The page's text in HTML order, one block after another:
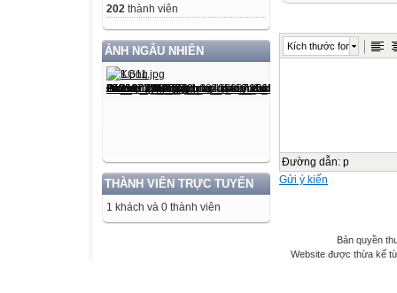
202 thành viên
ẢNH NGẪU NHIÊN
THÀNH VIÊN TRỰC TUYẾN
1 khách và 0 thành viên
Kích thước font
Đường dẫn: p
Gửi ý kiến
Bản quyền
Website được thừa kế